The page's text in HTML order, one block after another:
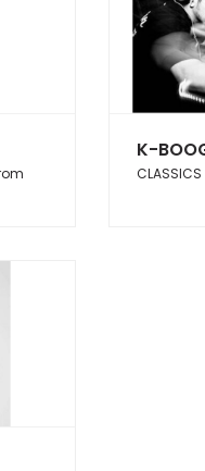
K-
CLASSICS